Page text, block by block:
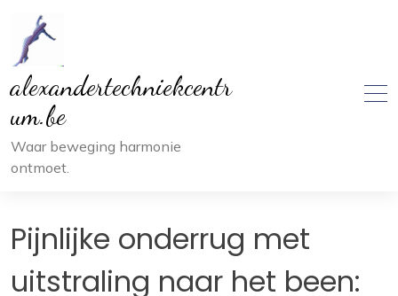
inhoud
alexandertechniekcentr
um.be
Waar beweging harmonie
ontmoet.
Pijnlijke onderrug met
uitstraling naar het been: